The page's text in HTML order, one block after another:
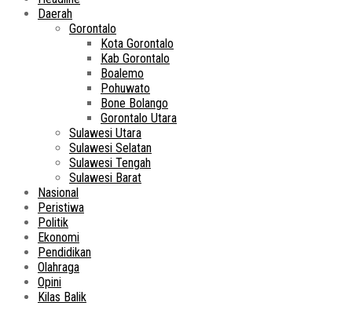
Daerah
Gorontalo
Kota Gorontalo
Kab Gorontalo
Boalemo
Pohuwato
Bone Bolango
Gorontalo Utara
Sulawesi Utara
Sulawesi Selatan
Sulawesi Tengah
Sulawesi Barat
Nasional
Peristiwa
Politik
Ekonomi
Pendidikan
Olahraga
Opini
Kilas Balik